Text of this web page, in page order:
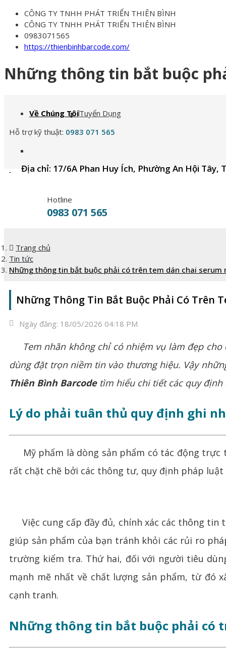
CÔNG TY TNHH PHÁT TRIỂN THIÊN BÌNH
CÔNG TY TNHH PHÁT TRIỂN THIÊN BÌNH
0983071565
https://thienbinhbarcode.com/
Những thông tin bắt buộc
Về Chúng TôiTuyển Dụng
Hỗ trợ kỹ thuật: 0983 071 565
Địa chỉ: 17/6A Phan Huy Ích, Phường An Hội Tây,
Hotline
0983 071 565
Trang chủ
Tin tức
Những thông tin bắt buộc phải có trên tem dán chai serum
Những Thông Tin Bắt Buộc Phải Có Trên
Ngày đăng: 18/05/2026 04:18 PM
Tem nhãn không chỉ có nhiệm vụ làm đẹp cho
dùng đặt trọn niềm tin vào thương hiệu. Vậy
Thiên Bình Barcodetìm hiểu chi tiết các quy định
Lý do phải tuân thủ quy định ghi
Mỹ phẩm là dòng sản phẩm có tác động trực
rất chặt chẽ bởi các thông tư, quy định pháp luật
Việc cung cấp đầy đủ, chính xác các thông tin
giúp sản phẩm của bạn tránh khỏi các rủi ro
trường kiểm tra. Thứ hai, đối với người tiêu
mạnh mẽ nhất về chất lượng sản phẩm, từ đó
cạnh tranh.
Những thông tin bắt buộc phải có